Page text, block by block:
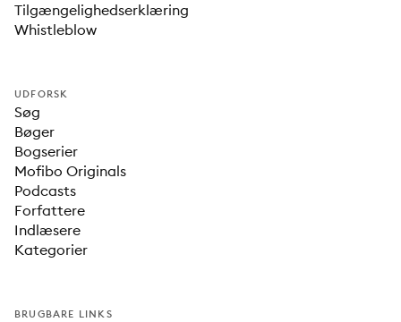
Tilgængelighedserklæring
Whistleblow
UDFORSK
Søg
Bøger
Bogserier
Mofibo Originals
Podcasts
Forfattere
Indlæsere
Kategorier
BRUGBARE LINKS